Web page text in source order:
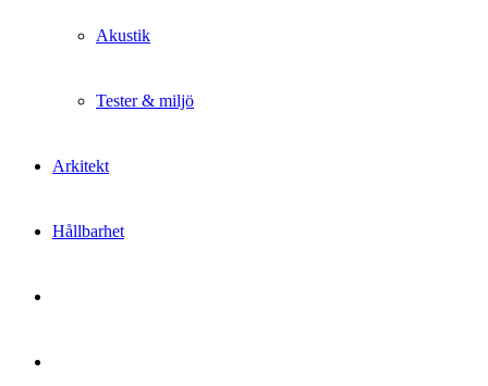
Akustik
Tester & miljö
Arkitekt
Hållbarhet